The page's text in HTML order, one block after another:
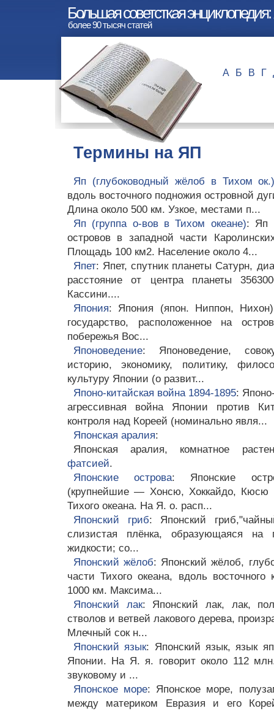
Большая советсткая
более 90 тысяч статей
А Б В Г
Термины на ЯП
Яп (глубоководный жёлоб в Тихом
вдоль восточного подножия островной
Длина около 500 км. Узкое, местами п...
Яп (группа о-вов в Тихом океане): Яп
островов в западной части
Площадь 100 км2. Население около 4...
Япет: Япет, спутник планеты Сатурн,
расстояние от центра планеты
Кассини....
Япония: Япония (япон. Ниппон,
государство, расположенное на
побережья Вос...
Японоведение: Японоведение,
историю, экономику, политику,
культуру Японии (о развит...
Японо-китайская война 1894-1895:
агрессивная война Японии против
контроля над Кореей (номинально явля...
Японская аралия:
Японская аралия, комнатное
фатсией.
Японские острова: Японские
(крупнейшие — Хонсю, Хоккайдо, Кюсю
Тихого океана. На Я. о. расп...
Японский гриб: Японский
слизистая плёнка, образующаяся на
жидкости; со...
Японский жёлоб: Японский жёлоб,
части Тихого океана, вдоль
1000 км. Максима...
Японский лак: Японский лак, лак,
стволов и ветвей лакового дерева,
Млечный сок н...
Японский язык: Японский язык, язык
Японии. На Я. я. говорит около 112
звуковому и ...
Японское море: Японское море,
между материком Евразия и его